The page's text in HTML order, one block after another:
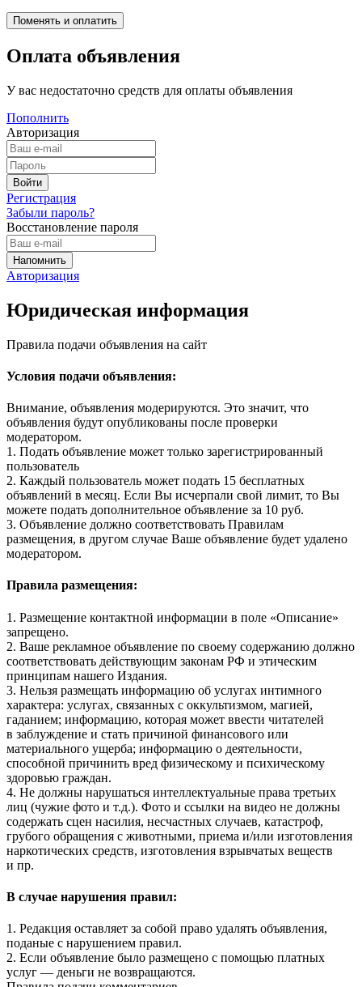
Оплата объявления
У вас недостаточно средств для оплаты объявления
Пополнить
Авторизация
Регистрация
Забыли пароль?
Восстановление пароля
Авторизация
Юридическая информация
Правила подачи объявления на сайт
Условия подачи объявления:
Внимание, объявления модерируются. Это значит, что
объявления будут опубликованы после проверки
модератором.
1. Подать объявление может только зарегистрированный
пользователь
2. Каждый пользователь может подать 15 бесплатных
объявлений в месяц. Если Вы исчерпали свой лимит, то Вы
можете подать дополнительное объявление за 10 руб.
3. Объявление должно соответствовать Правилам
размещения, в другом случае Ваше объявление будет удалено
модератором.
Правила размещения:
1. Размещение контактной информации в поле «Описание»
запрещено.
2. Ваше рекламное объявление по своему содержанию должно
соответствовать действующим законам РФ и этическим
принципам нашего Издания.
3. Нельзя размещать информацию об услугах интимного
характера: услугах, связанных с оккультизмом, магией,
гаданием; информацию, которая может ввести читателей
в заблуждение и стать причиной финансового или
материального ущерба; информацию о деятельности,
способной причинить вред физическому и психическому
здоровью граждан.
4. Не должны нарушаться интеллектуальные права третьих
лиц (чужие фото и т.д.). Фото и ссылки на видео не должны
содержать сцен насилия, несчастных случаев, катастроф,
грубого обращения с животными, приема и/или изготовления
наркотических средств, изготовления взрывчатых веществ
и пр.
В случае нарушения правил:
1. Редакция оставляет за собой право удалять объявления,
поданые с нарушением правил.
2. Если объявление было размещено с помощью платных
услуг — деньги не возвращаются.